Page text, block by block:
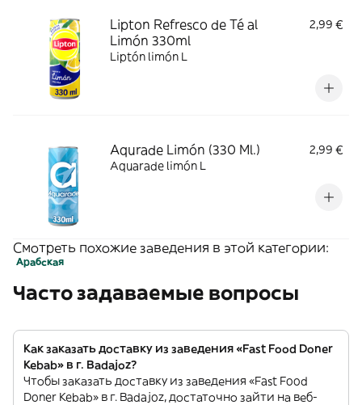
Lipton Refresco de Té al
Limón 330ml
2,99 €
Liptón limón L
Aqurade Limón (330 Ml.)
2,99 €
Aquarade limón L
Смотреть похожие заведения в этой категории:
Арабская
Часто задаваемые вопросы
Как заказать доставку из заведения «Fast Food Doner
Kebab» в г. Badajoz?
Чтобы заказать доставку из заведения «Fast Food
Doner Kebab» в г. Badajoz, достаточно зайти на веб-